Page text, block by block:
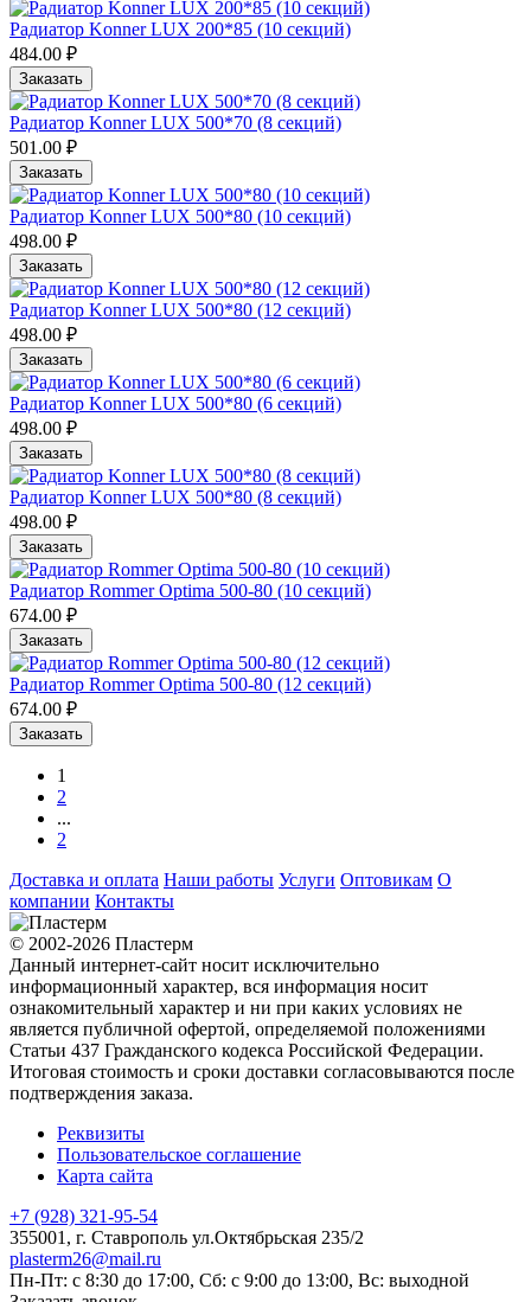
Радиатор Konner LUX 200*85 (10 cекций)
484.00 ₽
Заказать
Радиатор Konner LUX 500*70 (8 cекций)
501.00 ₽
Заказать
Радиатор Konner LUX 500*80 (10 cекций)
498.00 ₽
Заказать
Радиатор Konner LUX 500*80 (12 cекций)
498.00 ₽
Заказать
Радиатор Konner LUX 500*80 (6 cекций)
498.00 ₽
Заказать
Радиатор Konner LUX 500*80 (8 cекций)
498.00 ₽
Заказать
Радиатор Rommer Optima 500-80 (10 секций)
674.00 ₽
Заказать
Радиатор Rommer Optima 500-80 (12 секций)
674.00 ₽
Заказать
1
2
...
2
Доставка и оплата Наши работы Услуги Оптовикам О
компании Контакты
© 2002-2026 Пластерм
Данный интернет-сайт носит исключительно
информационный характер, вся информация носит
ознакомительный характер и ни при каких условиях не
является публичной офертой, определяемой положениями
Статьи 437 Гражданского кодекса Российской Федерации.
Итоговая стоимость и сроки доставки согласовываются после
подтверждения заказа.
Реквизиты
Пользовательское соглашение
Карта сайта
+7 (928) 321-95-54
355001 , г. Ставрополь ул.Октябрьская 235/2
plasterm26@mail.ru
Пн-Пт: с 8:30 до 17:00, Сб: с 9:00 до 13:00, Вс: выходной